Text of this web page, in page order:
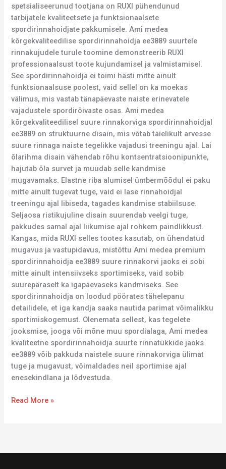
spetsialiseerunud tootjana on RUXI pühendunud
tarbijatele kvaliteetsete ja funktsionaalsete
spordirinnahoidjate pakkumisele. Ami medea
kõrgekvaliteedilise spordirinnahoidja ee3889 suurtele
rinnakujudele turule toomine demonstreerib RUXI
professionaalsust toote kujundamisel ja valmistamisel.
See spordirinnahoidja ei toimi hästi mitte ainult
funktsionaalsuse poolest, vaid sellel on ka moekas
välimus, mis vastab tänapäevaste naiste erinevatele
vajadustele spordirõivaste osas. Ami medea
kõrgekvaliteedilisel suure rinnakorviga spordirinnahoidjal
ee3889 on struktuurne disain, mis võtab täielikult arvesse
suure rinnaga naiste tegelikke vajadusi treeningu ajal. Lai
õlarihma disain vähendab rõhu kontsentratsioonipunkte,
hajutab õla survet ja muudab selle kandmise
mugavamaks. Elastne riba alumisel ümbermõõdul ei paku
mitte ainult tugevat tuge, vaid ei lase rinnahoidjal
treeningu ajal libiseda, tagades kandmise stabiilsuse.
Seljaosa ristikujuline disain suurendab veelgi tuge,
pakkudes samal ajal liikumise ajal rohkem paindlikkust.
Kangas, mida RUXI selles tootes kasutab, on ühendatud
mugavus ja vastupidavus, mistõttu Ami medea premium
spordirinnahoidja ee3889 suure rinnakorvi jaoks ei sobi
mitte ainult intensiivseks sportimiseks, vaid sobib
suurepäraselt ka igapäevaseks kandmiseks. See
spordirinnahoidja on loodud pöörates tähelepanu
detailidele, et iga kandja saaks nautida parimat võimalikku
sportimiskogemust. Olenemata sellest, kas tegelete
jooksmise, jooga või mõne muu spordialaga, Ami medea
kvaliteetne spordirinnahoidja suurte rinnatükkide jaoks
ee3889 võib pakkuda naistele suure rinnakorviga ülimat
tuge ja mugavust, võimaldades neil sportimise ajal
enesekindlana ja lõdvestuda.
Read More »